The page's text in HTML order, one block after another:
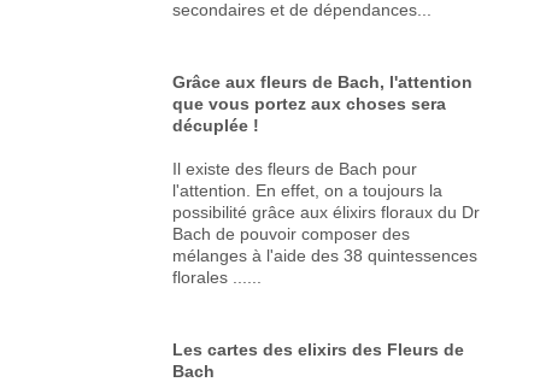
secondaires et de dépendances...
Grâce aux fleurs de Bach, l'attention
que vous portez aux choses sera
décuplée !
Il existe des fleurs de Bach pour
l'attention. En effet, on a toujours la
possibilité grâce aux élixirs floraux du Dr
Bach de pouvoir composer des
mélanges à l'aide des 38 quintessences
florales ......
Les cartes des elixirs des Fleurs de
Bach